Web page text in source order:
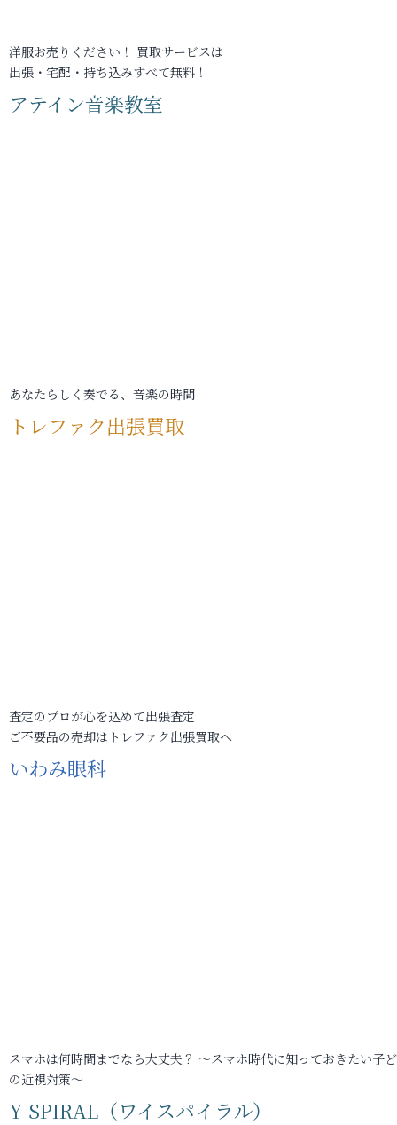
洋服お売りください！ 買取サービスは
出張・宅配・持ち込みすべて無料！
アテイン音楽教室
あなたらしく奏でる、音楽の時間
トレファク出張買取
査定のプロが心を込めて出張査定
ご不要品の売却はトレファク出張買取へ
いわみ眼科
スマホは何時間までなら大丈夫？ ～スマホ時代に知っておきたい子
の近視対策～
Y-SPIRAL（ワイスパイラル）